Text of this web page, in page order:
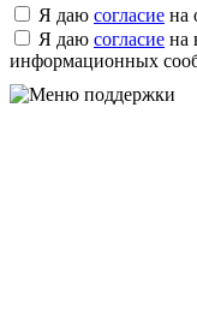
Я даю согласие на
Я даю согласие на
информационных